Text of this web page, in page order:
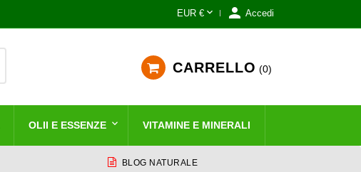
EUR €  Accedi
CARRELLO 0
OLII E ESSENZE VITAMINE E MINERALI
BLOG NATURALE